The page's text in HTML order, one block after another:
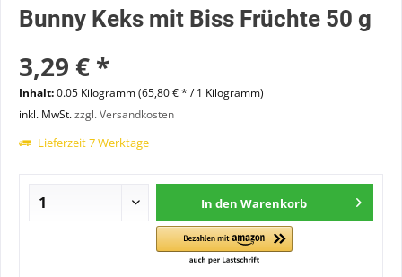
Bunny Keks mit Biss Früchte 50 g
3,29 € *
Inhalt:0.05 Kilogramm (65,80 € * / 1 Kilogramm)
inkl. MwSt.zzgl. Versandkosten
Lieferzeit 7 Werktage
In den Warenkorb